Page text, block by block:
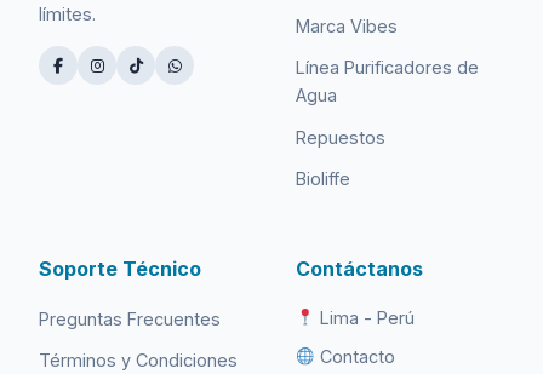
límites.
Marca Vibes
Línea Purificadores de
Agua
Repuestos
Bioliffe
Soporte Técnico
Preguntas Frecuentes
Términos y Condiciones
Contáctanos
Lima - Perú
Contacto